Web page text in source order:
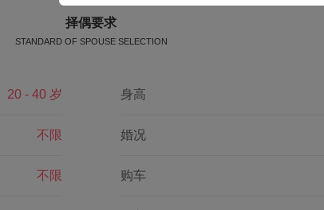
择偶要求
STANDARD OF SPOUSE SELECTION
20 - 40 岁 身高
不限 婚况
不限 购车